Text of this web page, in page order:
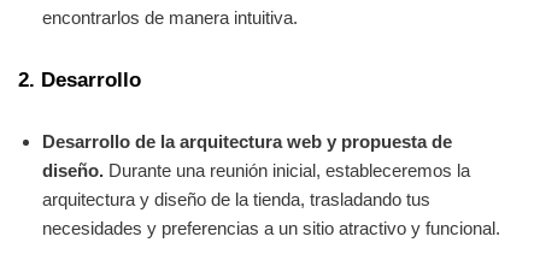
encontrarlos de manera intuitiva.
2. Desarrollo
Desarrollo de la arquitectura web y propuesta de
diseño. Durante una reunión inicial, estableceremos la
arquitectura y diseño de la tienda, trasladando tus
necesidades y preferencias a un sitio atractivo y funcional.